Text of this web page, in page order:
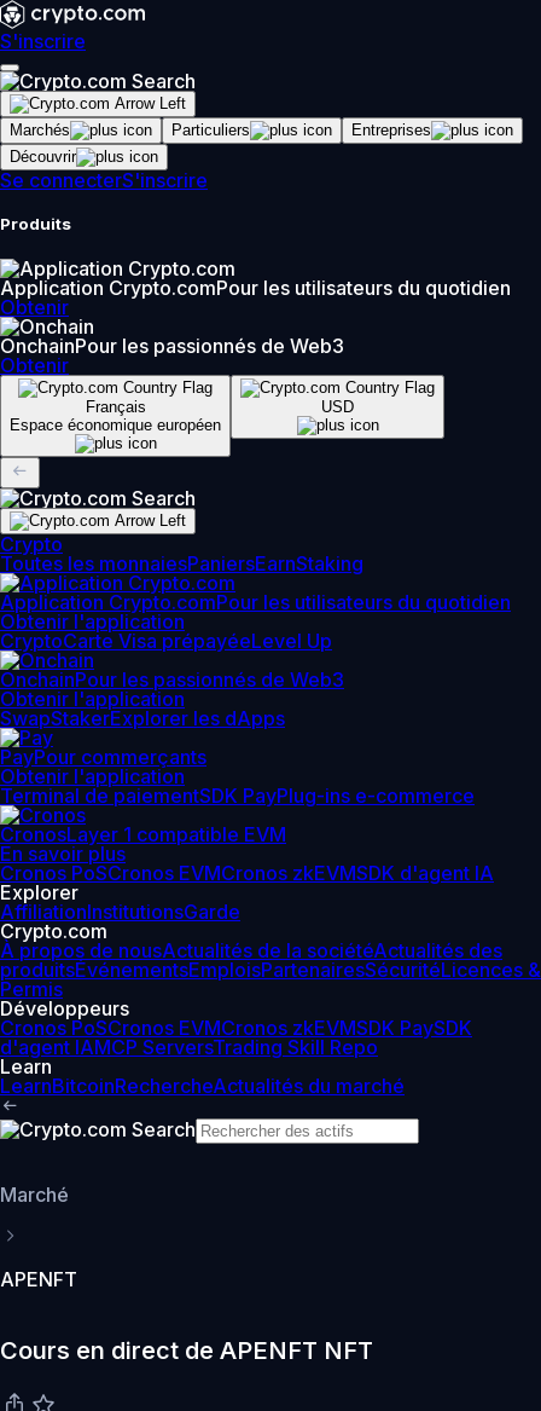
S'inscrire
Marchés Particuliers
Entreprises
Découvrir
Se connecterS'inscrire
Produits
Application Crypto.comPour les utilisateurs du quotidien
Obtenir
OnchainPour les passionnés de Web3
Obtenir
Français
Espace économique européen
USD
Crypto
Toutes les monnaiesPaniersEarnStaking
Application Crypto.comPour les utilisateurs du quotidien
Obtenir l'application
CryptoCarte Visa prépayéeLevel Up
OnchainPour les passionnés de Web3
Obtenir l'application
SwapStakerExplorer les dApps
PayPour commerçants
Obtenir l'application
Terminal de paiementSDK PayPlug-ins e-commerce
CronosLayer 1 compatible EVM
En savoir plus
Cronos PoSCronos EVMCronos zkEVMSDK d'agent IA
Explorer
AffiliationInstitutionsGarde
Crypto.com
À propos de nousActualités de la sociétéActualités des
produitsÉvénementsEmploisPartenairesSécuritéLicences &
Permis
Développeurs
Cronos PoSCronos EVMCronos zkEVMSDK PaySDK
d'agent IAMCP ServersTrading Skill Repo
Learn
LearnBitcoinRechercheActualités du marché
Marché
APENFT
Cours en direct de APENFT NFT